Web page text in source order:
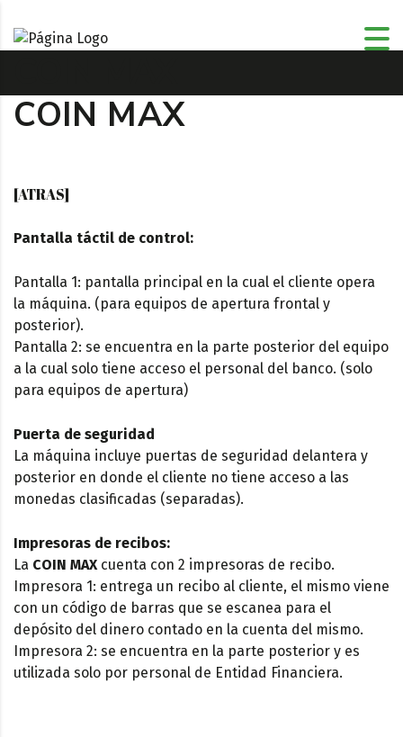
COIN MAX
[ATRAS]
Pantalla táctil de control:
Pantalla 1: pantalla principal en la cual el cliente opera
la máquina. (para equipos de apertura frontal y
posterior).
Pantalla 2: se encuentra en la parte posterior del equipo
a la cual solo tiene acceso el personal del banco. (solo
para equipos de apertura)
Puerta de seguridad
La máquina incluye puertas de seguridad delantera y
posterior en donde el cliente no tiene acceso a las
monedas clasificadas (separadas).
Impresoras de recibos:
La COIN MAXcuenta con 2 impresoras de recibo.
Impresora 1: entrega un recibo al cliente, el mismo viene
con un código de barras que se escanea para el
depósito del dinero contado en la cuenta del mismo.
Impresora 2: se encuentra en la parte posterior y es
utilizada solo por personal de Entidad Financiera.